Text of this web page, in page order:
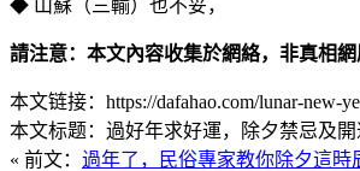
◆ 山蘇（三輸）也不妥，
請注意：本文內容收集於網絡，非真相網
本文链接：https://dafahao.com/lunar-new-
本文标题：過好年求好運，除夕禁忌及開
« 前文： 過年了，民俗專家教你除夕這時